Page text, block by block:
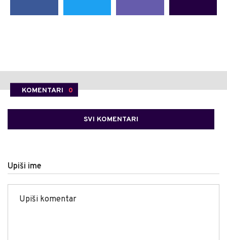
KOMENTARI 0
SVI KOMENTARI
Upiši ime